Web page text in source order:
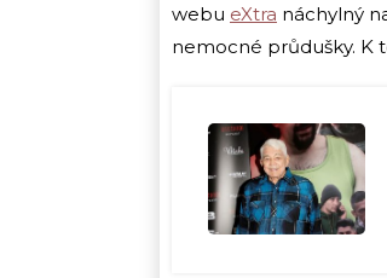
webu eXtra náchylný
nemocné průdušky. K